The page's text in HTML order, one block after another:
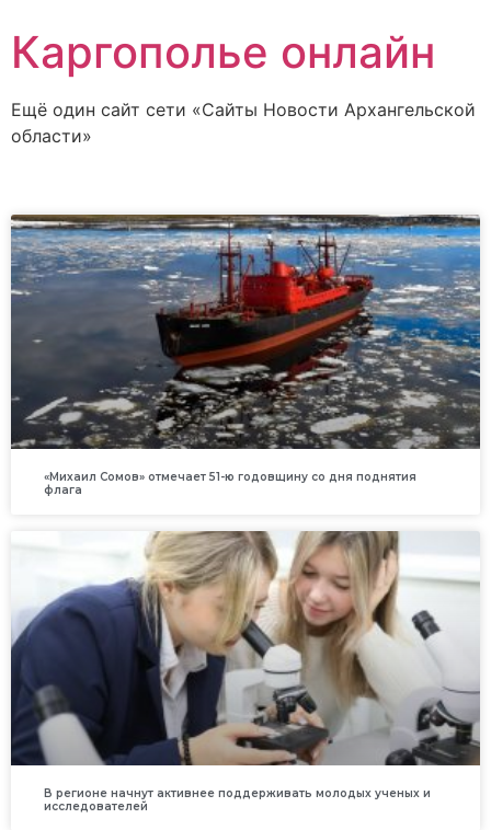
Каргополье онлайн
Ещё один сайт сети «Сайты Новости Архангельской
области»
«Михаил Сомов» отмечает 51-ю годовщину со дня поднятия
флага
В регионе начнут активнее поддерживать молодых ученых и
исследователей